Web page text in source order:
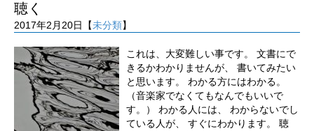
聴く
2017年2月20日【未分類】
これは、大変難しい事です。 文書にで
きるかわかりませんが、 書いてみたい
と思います。 わかる方にはわかる。
（音楽家でなくてもなんでもいいで
す。） わかる人には、 わからないでし
ている人が、 すぐにわかります。 聴